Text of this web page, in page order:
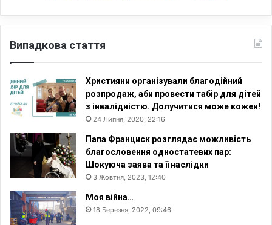
Випадкова стаття
Християни організували благодійний
розпродаж, аби провести табір для дітей
з інвалідністю. Долучитися може кожен!
24 Липня, 2020, 22:16
Папа Франциск розглядає можливість
благословення одностатевих пар:
Шокуюча заява та її наслідки
3 Жовтня, 2023, 12:40
Моя війна…
18 Березня, 2022, 09:46